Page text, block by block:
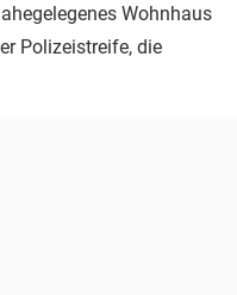
Wohnhaus
Polizeistreife, die